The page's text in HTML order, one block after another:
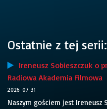
Ostatnie z tej serii:
Ireneusz Sobieszczuk o
Radiowa Akademia Filmowa
2026-07-31
Naszym gościem jest